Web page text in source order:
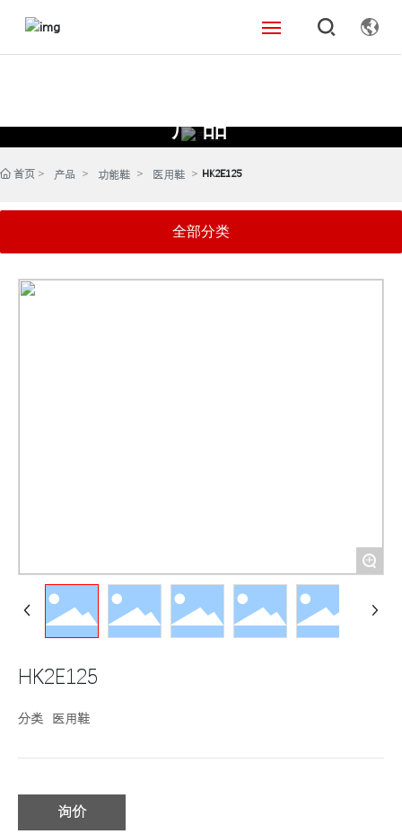
关于我们
产品中心
产品
首页 产品 功能鞋 医用鞋 HK2E125
全部分类
+
HK2E125
分类 医用鞋
询价